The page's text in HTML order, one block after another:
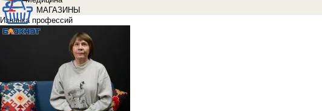
МАГАЗИНЫ
Изнанка профессий